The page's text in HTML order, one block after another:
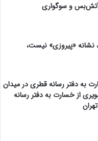
آتش‌بس و سوگواری
«پیروزی» نیست،
به دفتر رسانه قطری در میدان
از خسارت به دفتر رسانه